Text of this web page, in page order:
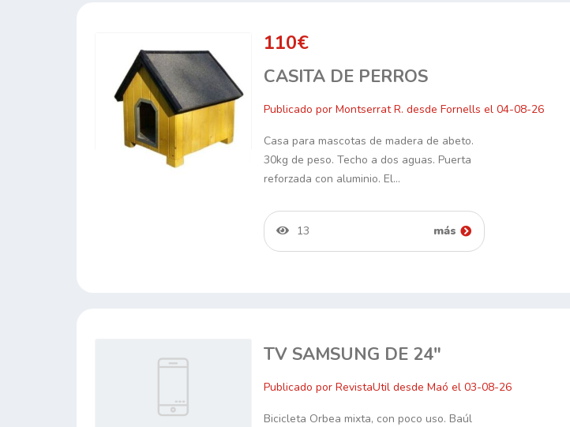
110€
CASITA DE PERROS
Publicado por Montserrat R. desde Fornells el 04-08-26
Casa para mascotas de madera de abeto.
30kg de peso. Techo a dos aguas. Puerta
reforzada con aluminio. El…
13 más
TV SAMSUNG DE 24"
Publicado por RevistaUtil desde Maó el 03-08-26
Bicicleta Orbea mixta, con poco uso. Baúl